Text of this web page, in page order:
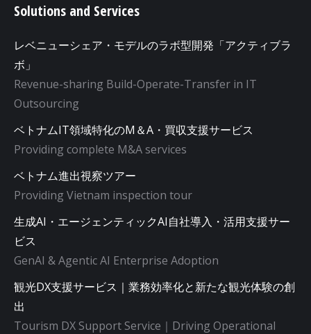
Solutions and Services
レベニューシェア・モデルのラボ型開発「アクティブラ
ボ」
Revenue-sharing Build-Operate-Transfer in IT
Outsourcing
ベトナムIT領域特化のM＆A・買収支援サービス
Providing complete M&A services
ベトナム進出視察ツアー
Providing Vietnam inspection tour
生成AI・エージェンティックAI自社導入・活用支援サー
ビス
GenAI & Agentic AI Enterprise Adoption
観光DX支援サービス｜業務効率化と新たな観光体験の創
出
Tourism DX Support Service｜Driving Operational